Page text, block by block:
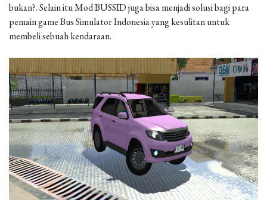
bukan?. Selain itu Mod BUSSID juga bisa menjadi solusi bagi para
pemain game Bus Simulator Indonesia yang kesulitan untuk
membeli sebuah kendaraan.